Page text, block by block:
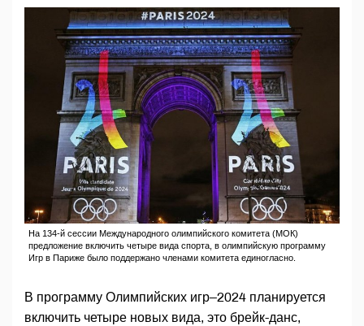
На 134-й сессии Международного олимпийского комитета (МОК)
предложение включить четыре вида спорта, в олимпийскую программу
Игр в Париже было поддержано членами комитета единогласно.
В программу Олимпийских игр–2024 планируется
включить четыре новых вида, это брейк-данс,